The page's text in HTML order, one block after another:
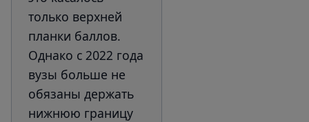
только верхней
планки баллов.
Однако с 2022 года
вузы больше не
обязаны держать
нижнюю границу